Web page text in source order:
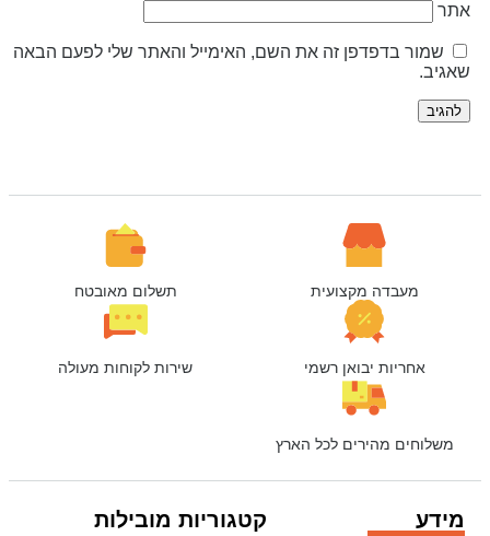
שמור בדפדפן זה את השם, האימייל והאתר שלי לפעם הבאה
מעבדה מקצועית תשלום מאובטח
אחריות יבואן רשמי שירות לקוחות מעולה
משלוחים מהירים לכל הארץ
מידע קטגוריות מובילות